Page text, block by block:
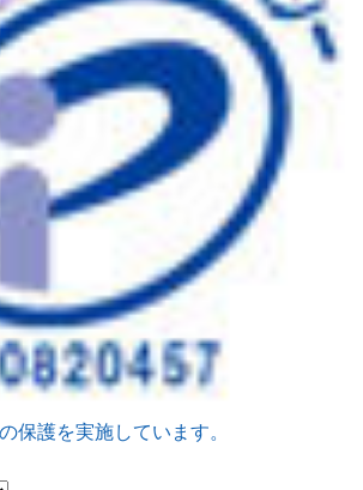
保護を実施しています。